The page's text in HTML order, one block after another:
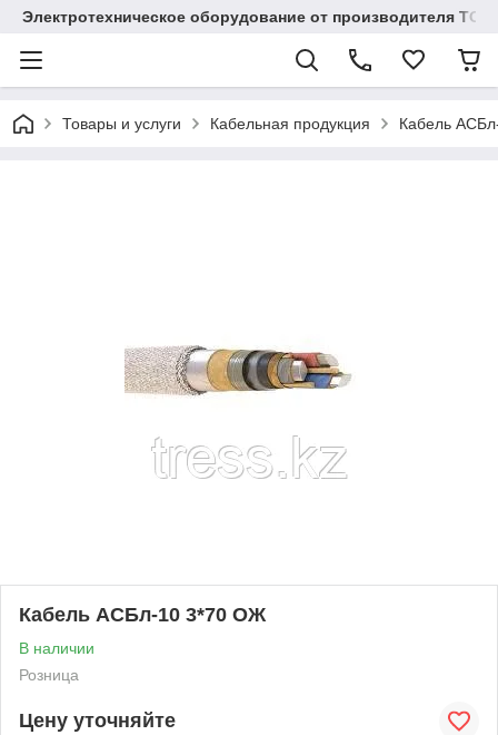
Электротехническое оборудование от производителя TOO
Товары и услуги Кабельная продукция Кабель
Кабель АСБл-10 3*70 ОЖ
В наличии
Розница
Цену уточняйте